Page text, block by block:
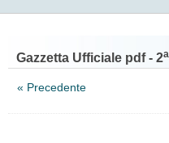
Gazzetta Ufficiale pdf - 2a
« Precedente